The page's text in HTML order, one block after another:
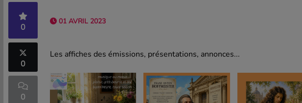
0
0
0
01 AVRIL 2023
Les affiches des émissions, présentations, annonces...